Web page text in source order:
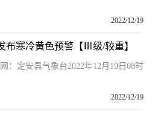
2022/12/19
布寒冷黄色预警【Ⅲ级/较重】
：定安县气象台2022年12月19日08时
2022/12/19